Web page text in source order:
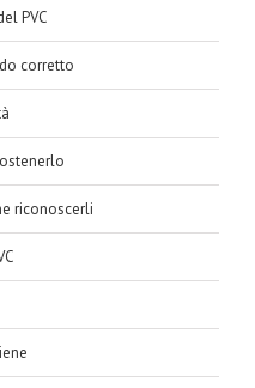
PVC
corretto
riconoscerli